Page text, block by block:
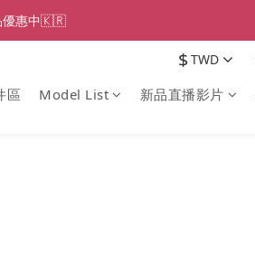
優惠中🇰🇷
$TWD
區 Model List 新品直播影片